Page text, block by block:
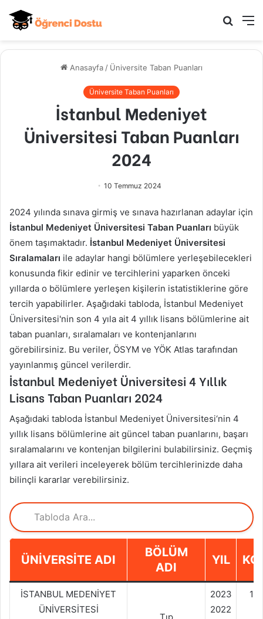
Arama
Anasayfa / Üniversite Taban Puanları
Üniversite Taban Puanları
İstanbul Medeniyet
Üniversitesi Taban Puanları
2024
10 Temmuz 2024
2024 yılında sınava girmiş ve sınava hazırlanan adaylar için
İstanbul Medeniyet Üniversitesi Taban Puanları büyük
önem taşımaktadır. İstanbul Medeniyet Üniversitesi
Sıralamaları ile adaylar hangi bölümlere yerleşebilecekleri
konusunda fikir edinir ve tercihlerini yaparken önceki
yıllarda o bölümlere yerleşen kişilerin istatistiklerine göre
tercih yapabilirler. Aşağıdaki tabloda, İstanbul Medeniyet
Üniversitesi'nin son 4 yıla ait 4 yıllık lisans bölümlerine ait
taban puanları, sıralamaları ve kontenjanlarını
görebilirsiniz. Bu veriler, ÖSYM ve YÖK Atlas tarafından
yayınlanmış güncel verilerdir.
İstanbul Medeniyet Üniversitesi 4 Yıllık
Lisans Taban Puanları 2024
Aşağıdaki tabloda İstanbul Medeniyet Üniversitesi‘nin 4
yıllık lisans bölümlerine ait güncel taban puanlarını, başarı
sıralamalarını ve kontenjan bilgilerini bulabilirsiniz. Geçmiş
yıllara ait verileri inceleyerek bölüm tercihlerinizde daha
bilinçli kararlar verebilirsiniz.
ÜNIVERSITE ADI
BÖLÜM
ADI
YIL
İSTANBUL MEDENİYET
ÜNİVERSİTESİ
2023
2022